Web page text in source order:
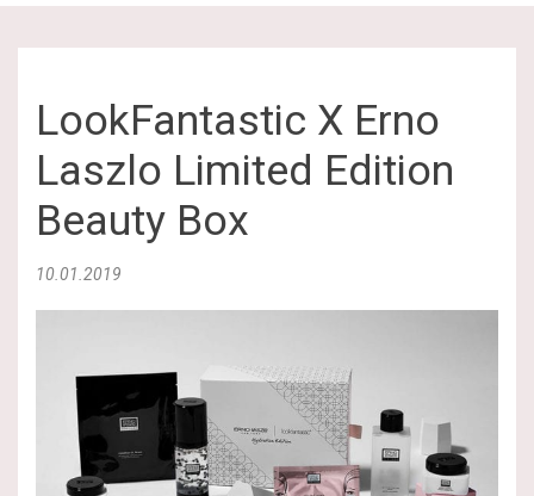
LookFantastic X Erno
Laszlo Limited Edition
Beauty Box
10.01.2019